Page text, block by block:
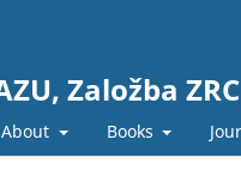
Založba ZRC
About Books